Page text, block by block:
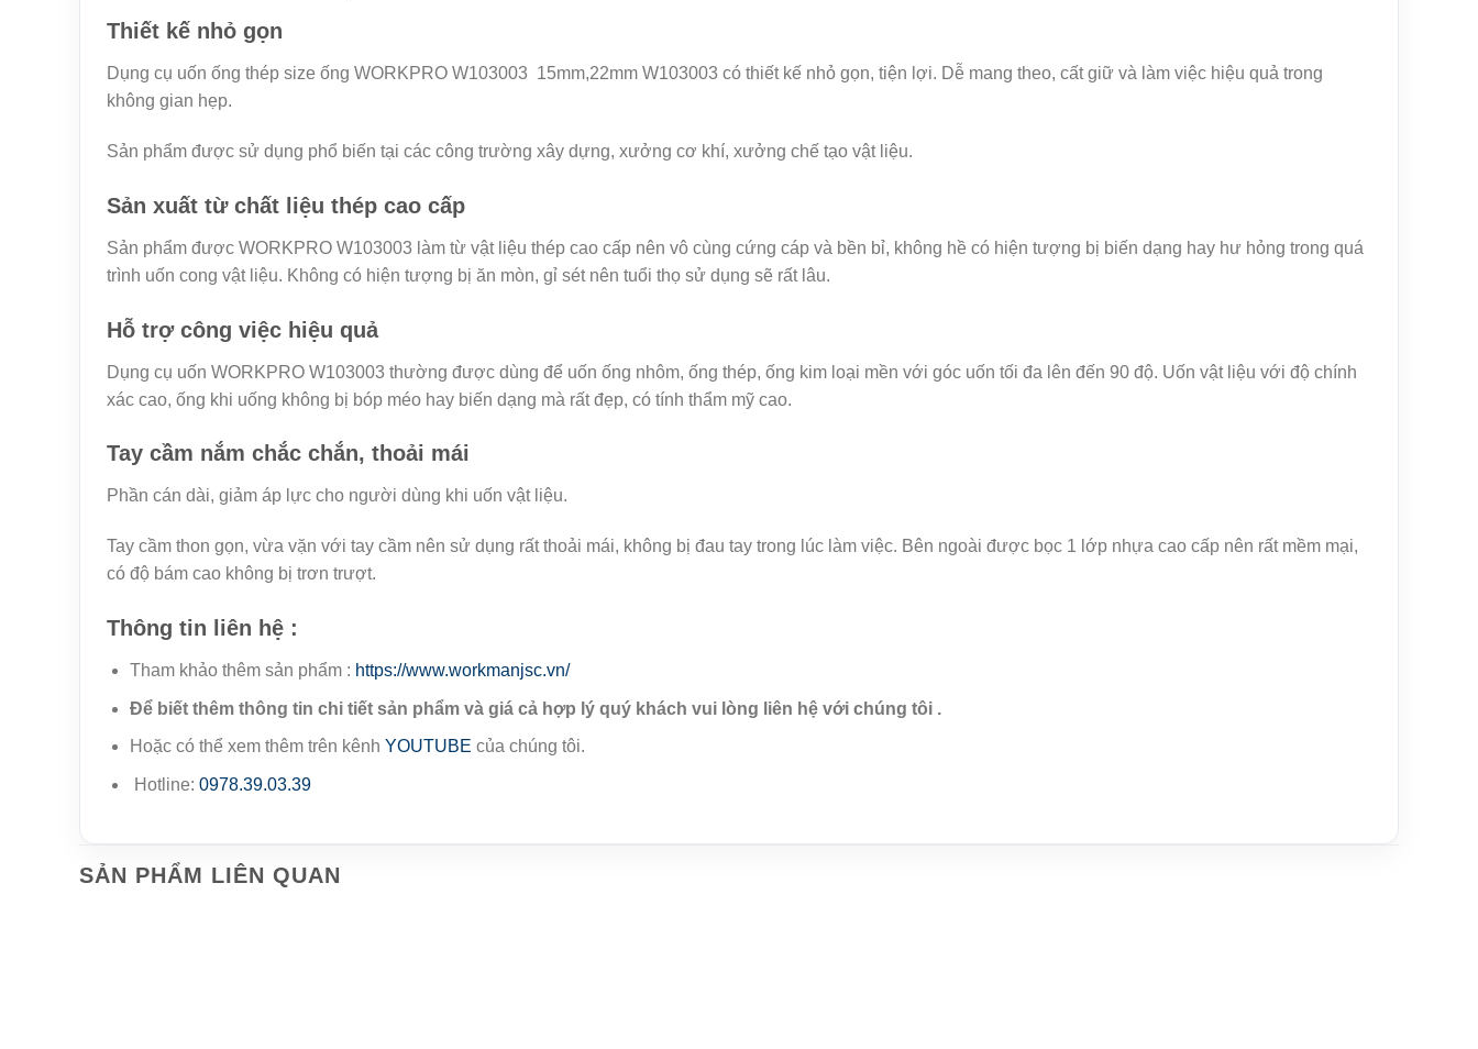
Thiết kế nhỏ gọn
Dụng cụ uốn ống thép size ống WORKPRO W103003 15mm,22mm W103003 có thiết kế nhỏ gọn, tiện lợi. Dễ mang theo, cất giữ và làm việc hiệu quả trong
không gian hẹp.
Sản phẩm được sử dụng phổ biến tại các công trường xây dựng, xưởng cơ khí, xưởng chế tạo vật liệu.
Sản xuất từ chất liệu thép cao cấp
Sản phẩm được WORKPRO W103003 làm từ vật liệu thép cao cấp nên vô cùng cứng cáp và bền bỉ, không hề có hiện tượng bị biến dạng hay hư hỏng trong quá
trình uốn cong vật liệu. Không có hiện tượng bị ăn mòn, gỉ sét nên tuổi thọ sử dụng sẽ rất lâu.
Hỗ trợ công việc hiệu quả
Dụng cụ uốn WORKPRO W103003 thường được dùng để uốn ống nhôm, ống thép, ống kim loại mền với góc uốn tối đa lên đến 90 độ. Uốn vật liệu với độ chính
xác cao, ống khi uống không bị bóp méo hay biến dạng mà rất đẹp, có tính thẩm mỹ cao.
Tay cầm nắm chắc chắn, thoải mái
Phần cán dài, giảm áp lực cho người dùng khi uốn vật liệu.
Tay cầm thon gọn, vừa vặn với tay cầm nên sử dụng rất thoải mái, không bị đau tay trong lúc làm việc. Bên ngoài được bọc 1 lớp nhựa cao cấp nên rất mềm mại,
có độ bám cao không bị trơn trượt.
Thông tin liên hệ :
Tham khảo thêm sản phẩm : https://www.workmanjsc.vn/
Để biết thêm thông tin chi tiết sản phẩm và giá cả hợp lý quý khách vui lòng liên hệ với chúng tôi .
Hoặc có thể xem thêm trên kênh YOUTUBE của chúng tôi.
Hotline: 0978.39.03.39
SẢN PHẨM LIÊN QUAN